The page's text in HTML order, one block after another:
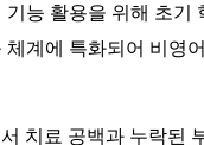
기능 활용을 위해 초기
체계에 특화되어 비영
치료 공백과 누락된